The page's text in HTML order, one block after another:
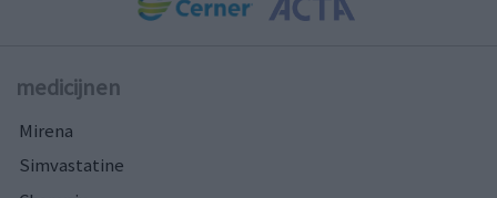
medicijnen
Mirena
Simvastatine